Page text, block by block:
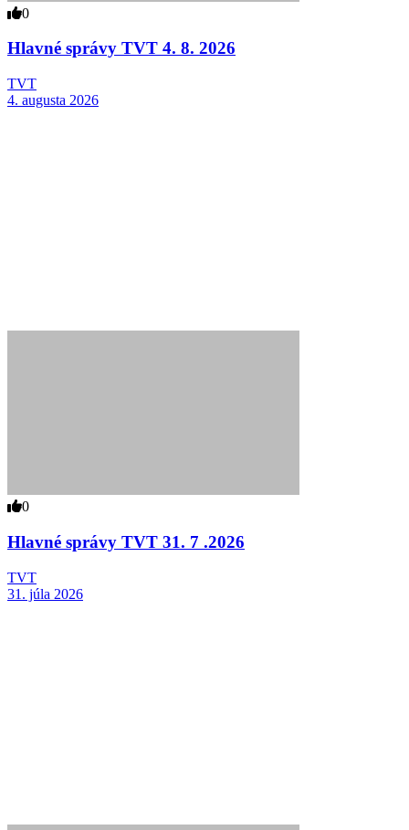
0
Hlavné správy TVT 4. 8. 2026
TVT
4. augusta 2026
0
Hlavné správy TVT 31. 7 .2026
TVT
31. júla 2026